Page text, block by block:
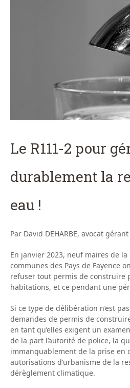
Le R111-2 pour
durablement la
eau !
Par David DEHARBE, avocat
En janvier 2023, neuf maires de
communes des Pays de Fayence
refuser tout permis de construire
habitations, et ce pendant une
Si ce type de délibération n’est
demandes de permis de
en tant qu’elles exigent un
de la part l’autorité de police, la
immanquablement de la prise en
autorisations d’urbanisme de la
dérèglement climatique.